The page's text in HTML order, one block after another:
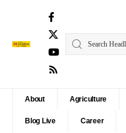
About Agriculture
Blog Live Career